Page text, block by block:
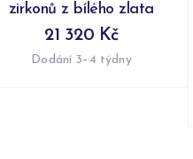
zirkonů z bílého zlata
21 320 Kč
Dodání 3–4 týdny